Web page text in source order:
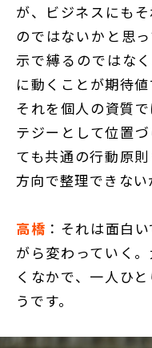
が、ビジネスにも
のではないかと思
示で縛るのではな
に動くことが期待
それを個人の資質
テジーとして位置
ても共通の行動原
方向で整理できない
高橋 ：それは面白
がら変わっていく
くなかで、一人ひ
うです。